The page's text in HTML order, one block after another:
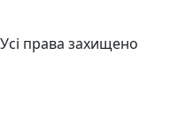
права захищено